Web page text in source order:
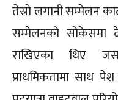
तेस्रो लगानी सम्मेलन
सम्मेलनको सोकेसमा
राखिएका थिए
प्राथमिकतामा साथ